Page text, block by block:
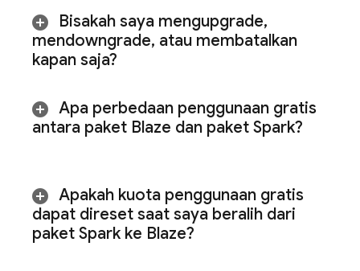
Bisakah saya mengupgrade,
mendowngrade, atau membatalkan
kapan saja?
Apa perbedaan penggunaan gratis
antara paket Blaze dan paket Spark?
Apakah kuota penggunaan gratis
dapat direset saat saya beralih dari
paket Spark ke Blaze?